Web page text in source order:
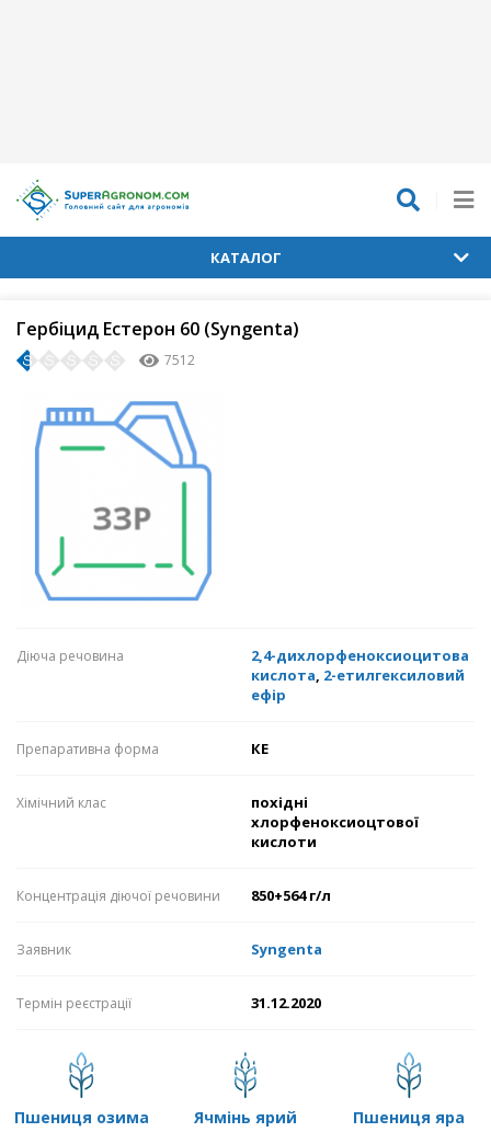
КАТАЛОГ
Гербіцид Естерон 60 (Syngenta)
7512
Діюча речовина
2,4-дихлорфеноксиоцитова
кислота, 2-етилгексиловий
ефір
Препаративна форма КЕ
Хімічний клас
похідні
хлорфеноксиоцтової
кислоти
Концентрація діючої речовини 850+564 г/л
Заявник Syngenta
Термін реєстрації 31.12.2020
пшениця озима ячмінь ярий пшениця яра